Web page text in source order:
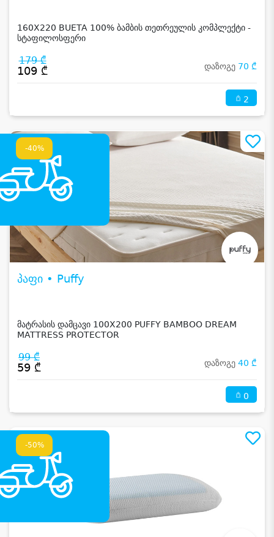
160X220 BUETA 100% ბამბის თეთრეულის კომპლექტი -
სტაფილოსფერი
179 ₾
109 ₾ დაზოგე 70 ₾
2
-40%
პაფი • Puffy
მატრასის დამცავი 100X200 PUFFY BAMBOO DREAM
MATTRESS PROTECTOR
99 ₾
59 ₾ დაზოგე 40 ₾
0
-50%